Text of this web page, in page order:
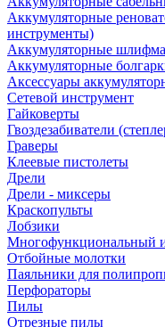
Аккумуляторные
инструменты)
Аккумуляторные
Аккумуляторные
Аксессуары
Сетевой инструмент
Гайковерты
Гвоздезабиватели
Граверы
Клеевые пистолеты
Дрели
Дрели - миксеры
Краскопульты
Лобзики
Многофункциональный
Отбойные молотки
Паяльники для
Перфораторы
Пилы
Отрезные пилы